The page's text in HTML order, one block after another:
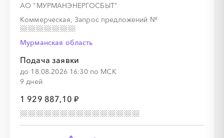
АО "МУРМАНЭНЕРГОСБЫТ"
Коммерческая, Запрос предложений №
Мурманская область
Подача заявки
до 18.08.2026 16:30 по МСК
9 дней
1 929 887,10 ₽